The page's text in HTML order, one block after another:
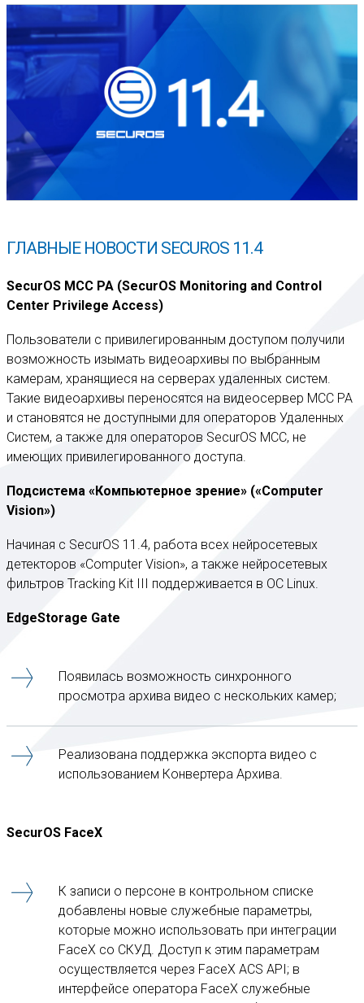
ГЛАВНЫЕ НОВОСТИ SECUROS 11.4
SecurOS MCC PA (SecurOS Monitoring and Control
Center Privilege Access)
Пользователи с привилегированным доступом получили
возможность изымать видеоархивы по выбранным
камерам, хранящиеся на серверах удаленных систем.
Такие видеоархивы переносятся на видеосервер MCC PA
и становятся не доступными для операторов Удаленных
Систем, а также для операторов SecurOS МСС, не
имеющих привилегированного доступа.
Подсистема «Компьютерное зрение» («Computer
Vision»)
Начиная с SecurOS 11.4, работа всех нейросетевых
детекторов «Computer Vision», а также нейросетевых
фильтров Tracking Kit III поддерживается в OC Linux.
EdgeStorage Gate
Появилась возможность синхронного
просмотра архива видео с нескольких камер;
Реализована поддержка экспорта видео с
использованием Конвертера Архива.
SecurOS FaceX
К записи о персоне в контрольном списке
добавлены новые служебные параметры,
которые можно использовать при интеграции
FaceX со СКУД. Доступ к этим параметрам
осуществляется через FaceX ACS API; в
интерфейсе оператора FaceX служебные